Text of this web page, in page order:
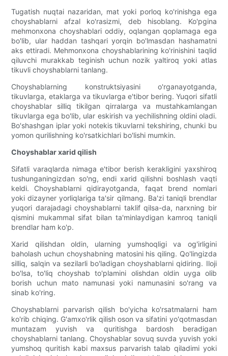
Tugatish nuqtai nazaridan, mat yoki porloq ko'rinishga ega
choyshablarni afzal ko'rasizmi, deb hisoblang. Ko'pgina
mehmonxona choyshablari oddiy, oqlangan qoplamaga ega
bo'lib, ular haddan tashqari yorqin bo'lmasdan hashamatni
aks ettiradi. Mehmonxona choyshablarining ko'rinishini taqlid
qiluvchi murakkab teginish uchun nozik yaltiroq yoki atlas
tikuvli choyshablarni tanlang.
Choyshablarning konstruktsiyasini o'rganayotganda,
tikuvlarga, etaklarga va tikuvlarga e'tibor bering. Yuqori sifatli
choyshablar silliq tikilgan qirralarga va mustahkamlangan
tikuvlarga ega bo'lib, ular eskirish va yechilishning oldini oladi.
Bo'shashgan iplar yoki notekis tikuvlarni tekshiring, chunki bu
yomon qurilishning ko'rsatkichlari bo'lishi mumkin.
Choyshablar xarid qilish
Sifatli varaqlarda nimaga e'tibor berish kerakligini yaxshiroq
tushunganingizdan so'ng, endi xarid qilishni boshlash vaqti
keldi. Choyshablarni qidirayotganda, faqat brend nomlari
yoki dizayner yorliqlariga ta'sir qilmang. Ba'zi taniqli brendlar
yuqori darajadagi choyshablarni taklif qilsa-da, narxning bir
qismini mukammal sifat bilan ta'minlaydigan kamroq taniqli
brendlar ham ko'p.
Xarid qilishdan oldin, ularning yumshoqligi va og'irligini
baholash uchun choyshabning matosini his qiling. Qo'lingizda
silliq, salqin va sezilarli bo'ladigan choyshablarni qidiring. Iloji
bo'lsa, to'liq choyshab to'plamini olishdan oldin uyga olib
borish uchun mato namunasi yoki namunasini so'rang va
sinab ko'ring.
Choyshablarni parvarish qilish bo'yicha ko'rsatmalarni ham
ko'rib chiqing. G'amxo'rlik qilish oson va sifatini yo'qotmasdan
muntazam yuvish va quritishga bardosh beradigan
choyshablarni tanlang. Choyshablar sovuq suvda yuvish yoki
yumshoq quritish kabi maxsus parvarish talab qiladimi yoki